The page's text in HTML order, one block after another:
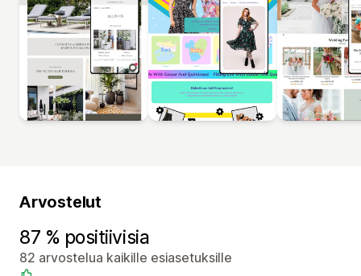
Arvostelut
87 % positiivisia
82 arvostelua kaikille esiasetuksille